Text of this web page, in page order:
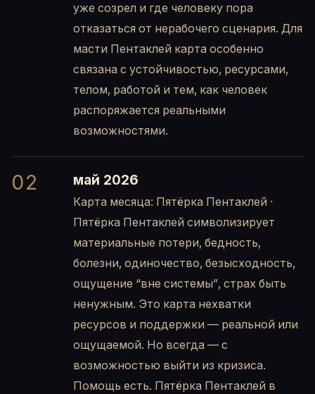
уже созрел и где человеку пора
отказаться от нерабочего сценария. Для
масти Пентаклей карта особенно
связана с устойчивостью, ресурсами,
телом, работой и тем, как человек
распоряжается реальными
возможностями.
02 май 2026
Карта месяца: Пятёрка Пентаклей ·
Пятёрка Пентаклей символизирует
материальные потери, бедность,
болезни, одиночество, безысходность,
ощущение “вне системы”, страх быть
ненужным. Это карта нехватки
ресурсов и поддержки — реальной или
ощущаемой. Но всегда — с
возможностью выйти из кризиса.
Помощь есть. Пятёрка Пентаклей в